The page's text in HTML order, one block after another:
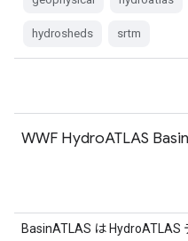
hydrosheds srtm
WWF HydroATLAS
BasinATLAS は HydroATLAS